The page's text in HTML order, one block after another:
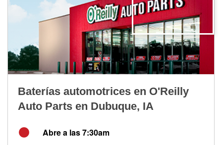
Baterías automotrices en O'Reilly
Auto Parts en Dubuque, IA
Abre a las 7:30am